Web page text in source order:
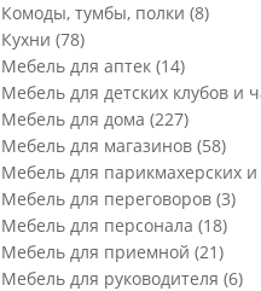
Комоды, тумбы, полки (8)
Кухни (78)
Мебель для аптек (14)
Мебель для детских клубов и
Мебель для дома (227)
Мебель для магазинов (58)
Мебель для парикмахерских
Мебель для переговоров (3)
Мебель для персонала (18)
Мебель для приемной (21)
Мебель для руководителя (6)